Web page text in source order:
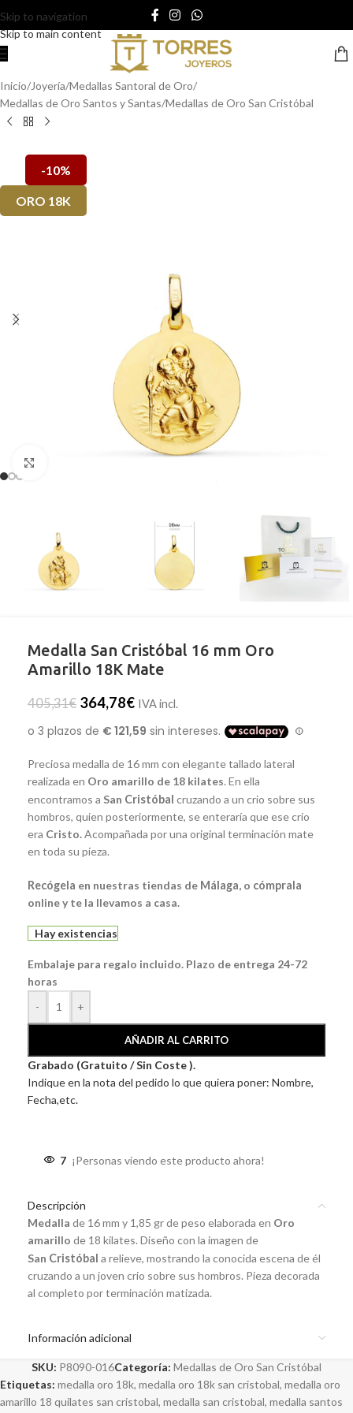
Skip to navigation
Skip to main content
Inicio/Joyería/Medallas Santoral de Oro/
Medallas de Oro Santos y Santas/Medallas de Oro San Cristóbal
-10%
ORO 18K
Medalla San Cristóbal 16 mm Oro
Amarillo 18K Mate
405,31€ 364,78€ IVA incl.
Preciosa medalla de 16 mm con elegante tallado lateral
realizada en Oro amarillo de 18 kilates. En ella
encontramos a San Cristóbal cruzando a un crio sobre sus
hombros, quien posteriormente, se enteraría que ese crio
era Cristo.Acompañada por una original terminación mate
en toda su pieza.
Recógela en nuestras tiendas de Málaga, o cómprala
online y te la llevamos a casa.
Hay existencias
Embalaje para regalo incluido. Plazo de entrega 24-72
horas
-
+
AÑADIR AL CARRITO
Grabado (Gratuito / Sin Coste ).
Indique en la nota del pedido lo que quiera poner: Nombre,
Fecha,etc.
7 ¡Personas viendo este producto ahora!
Descripción
Medalla de 16 mm y 1,85 gr de peso elaborada en Oro
amarillo de 18 kilates. Diseño con la imagen de
San Cristóbal a relieve, mostrando la conocida escena de él
cruzando a un joven crio sobre sus hombros. Pieza decorada
al completo por terminación matizada.
Información adicional
SKU: P8090-016Categoría: Medallas de Oro San Cristóbal
Etiquetas: medalla oro 18k, medalla oro 18k san cristobal, medalla oro
amarillo 18 quilates san cristobal, medalla san cristobal, medalla santos